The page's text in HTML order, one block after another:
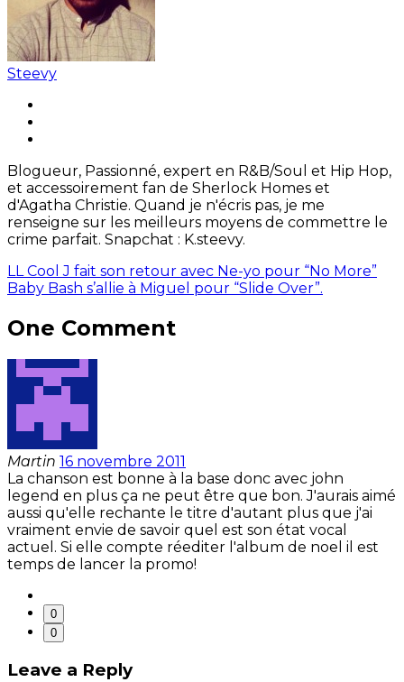
Steevy
Blogueur, Passionné, expert en R&B/Soul et Hip Hop,
et accessoirement fan de Sherlock Homes et
d'Agatha Christie. Quand je n'écris pas, je me
renseigne sur les meilleurs moyens de commettre le
crime parfait. Snapchat : K.steevy.
LL Cool J fait son retour avec Ne-yo pour “No More”
Baby Bash s’allie à Miguel pour “Slide Over”.
One Comment
Martin 16 novembre 2011
La chanson est bonne à la base donc avec john
legend en plus ça ne peut être que bon. J'aurais aimé
aussi qu'elle rechante le titre d'autant plus que j'ai
vraiment envie de savoir quel est son état vocal
actuel. Si elle compte réediter l'album de noel il est
temps de lancer la promo!
0
0
Leave a Reply